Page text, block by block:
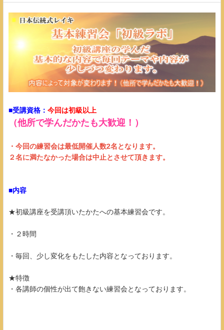
■受講資格： 今回は初級以上
（他所で学んだかたも大歓迎！）
・今回の練習会は最低開催人数2名となります。
２名に満たなかった場合は中止とさせて頂きます​​​​​。
■内容
★初級講座を受講頂いたかたへの基本練習会です。
・２時間
・毎回、少し変化をもたした内容となっております。
★特徴
・各講師の個性が出て飽きない練習会となっております。